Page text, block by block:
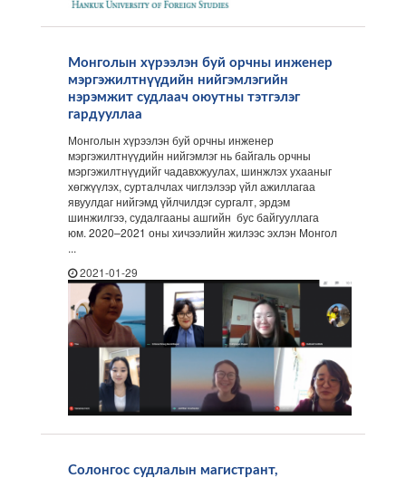
Монголын хүрээлэн буй орчны инженер
мэргэжилтнүүдийн нийгэмлэгийн
нэрэмжит судлаач оюутны тэтгэлэг
гардууллаа
Монголын хүрээлэн буй орчны инженер
мэргэжилтнүүдийн нийгэмлэг нь байгаль орчны
мэргэжилтнүүдийг чадавхжуулах, шинжлэх ухааныг
хөгжүүлэх, сурталчлах чиглэлээр үйл ажиллагаа
явуулдаг нийгэмд үйлчилдэг сургалт, эрдэм
шинжилгээ, судалгааны ашгийн бус байгууллага
юм. 2020–2021 оны хичээлийн жилээс эхлэн Монгол
...
2021-01-29
Солонгос судлалын магистрант,